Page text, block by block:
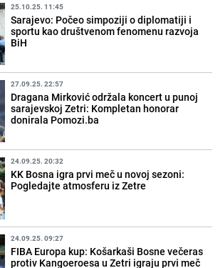
25.10.25. 11:45
Sarajevo: Počeo simpoziji o diplomatiji i
sportu kao društvenom fenomenu razvoja
BiH
27.09.25. 22:57
Dragana Mirković održala koncert u punoj
sarajevskoj Zetri: Kompletan honorar
donirala Pomozi.ba
24.09.25. 20:32
KK Bosna igra prvi meč u novoj sezoni:
Pogledajte atmosferu iz Zetre
24.09.25. 09:27
FIBA Europa kup: Košarkaši Bosne večeras
protiv Kangoeroesa u Zetri igraju prvi meč